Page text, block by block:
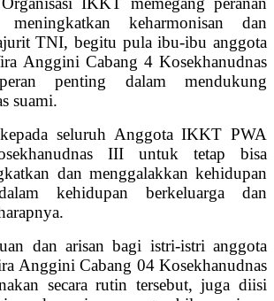
keharmonisan dan
TNI, begitu pula ibu-ibu anggota
Anggini Cabang 4 Kosekhanudnas
penting dalam mendukung
suami.
seluruh Anggota IKKT PWA
III untuk tetap bisa
dan menggalakkan kehidupan
kehidupan berkeluarga dan
dan arisan bagi istri-istri anggota
Anggini Cabang 04 Kosekhanudnas
secara rutin tersebut, juga diisi